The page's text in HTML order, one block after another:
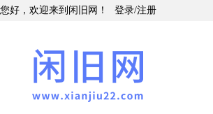
您好，欢迎来到闲旧网！ 登录/注册